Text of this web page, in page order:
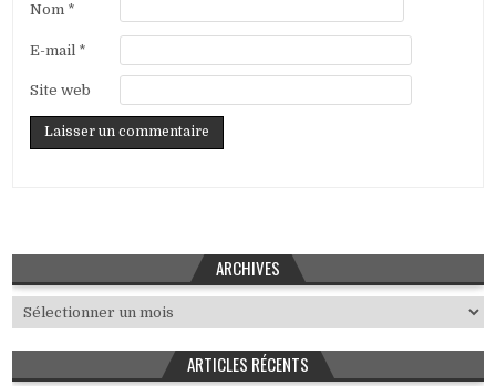
Nom *
E-mail *
Site web
ARCHIVES
Archives
ARTICLES RÉCENTS